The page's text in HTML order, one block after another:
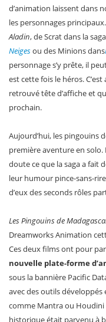
d’animation laissent dans
les personnages
Aladin, de Scrat dans la saga
Neigesou des Minions dans
personnage s’y prête, il
est cette fois le héros. C’est
retrouvé tête d’affiche et
prochain.
Aujourd’hui, les pingouins
première aventure en
doute ce que la saga a fait
leur humour pince-sans-
d’eux des seconds rôles
Les Pingouins de
Dreamworks Animation
Ces deux films ont pour
nouvelle plate-forme
sous la bannière Pacific
avec des outils
comme Mantra ou Houdini
historique était parvenu à